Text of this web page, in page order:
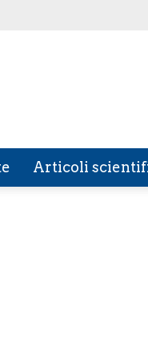
Articoli